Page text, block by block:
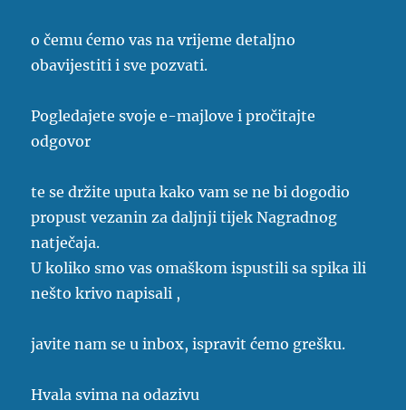
o čemu ćemo vas na vrijeme detaljno
obavijestiti i sve pozvati.
Pogledajete svoje e-majlove i pročitajte
odgovor
te se držite uputa kako vam se ne bi dogodio
propust vezanin za daljnji tijek Nagradnog
natječaja.
U koliko smo vas omaškom ispustili sa spika ili
nešto krivo napisali ,
javite nam se u inbox, ispravit ćemo grešku.
Hvala svima na odazivu